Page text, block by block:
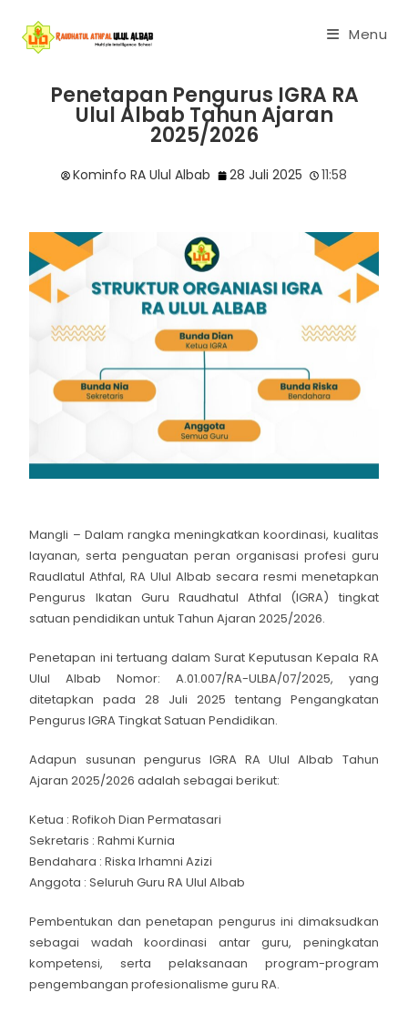
Menu
Penetapan Pengurus IGRA RA
Ulul Albab Tahun Ajaran
2025/2026
Kominfo RA Ulul Albab 28 Juli 2025 11:58
Mangli – Dalam rangka meningkatkan koordinasi, kualitas
layanan, serta penguatan peran organisasi profesi guru
Raudlatul Athfal, RA Ulul Albab secara resmi menetapkan
Pengurus Ikatan Guru Raudhatul Athfal (IGRA) tingkat
satuan pendidikan untuk Tahun Ajaran 2025/2026.
Penetapan ini tertuang dalam Surat Keputusan Kepala RA
Ulul Albab Nomor: A.01.007/RA-ULBA/07/2025, yang
ditetapkan pada 28 Juli 2025 tentang Pengangkatan
Pengurus IGRA Tingkat Satuan Pendidikan.
Adapun susunan pengurus IGRA RA Ulul Albab Tahun
Ajaran 2025/2026 adalah sebagai berikut:
Ketua : Rofikoh Dian Permatasari
Sekretaris : Rahmi Kurnia
Bendahara : Riska Irhamni Azizi
Anggota : Seluruh Guru RA Ulul Albab
Pembentukan dan penetapan pengurus ini dimaksudkan
sebagai wadah koordinasi antar guru, peningkatan
kompetensi, serta pelaksanaan program-program
pengembangan profesionalisme guru RA.